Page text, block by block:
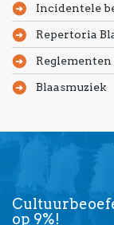
Incidentele
Repertoria
Blaasmuziek
op 9%!